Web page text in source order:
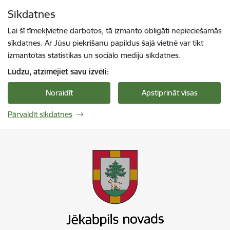
Sīkdatnes
Lai šī tīmekļvietne darbotos, tā izmanto obligāti nepieciešamās
sīkdatnes. Ar Jūsu piekrišanu papildus šajā vietnē var tikt
izmantotas statistikas un sociālo mediju sīkdatnes.
Lūdzu, atzīmējiet savu izvēli:
Noraidīt Apstiprināt visas
Pārvaldīt sīkdatnes